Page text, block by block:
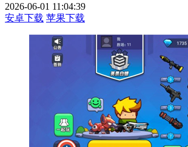
2026-06-01 11:04:39
安卓下载 苹果下载